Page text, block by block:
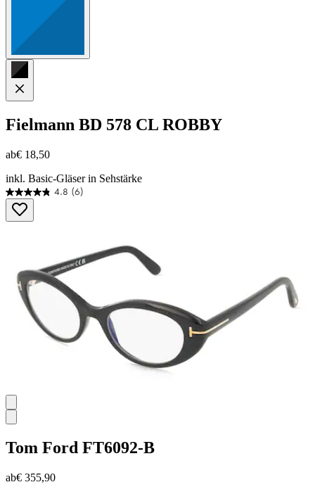
Fielmann BD 578 CL ROBBY
ab€ 18,50
inkl. Basic-Gläser in Sehstärke
4.8 (6)
4.8
von
5
Bewertungen
Tom Ford FT6092-B
ab€ 355,90